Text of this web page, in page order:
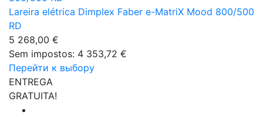
Lareira elétrica Dimplex Faber e-MatriX Mood 800/500
RD
5 268,00 €
Sem impostos: 4 353,72 €
Перейти к выбору
ENTREGA
GRATUITA!